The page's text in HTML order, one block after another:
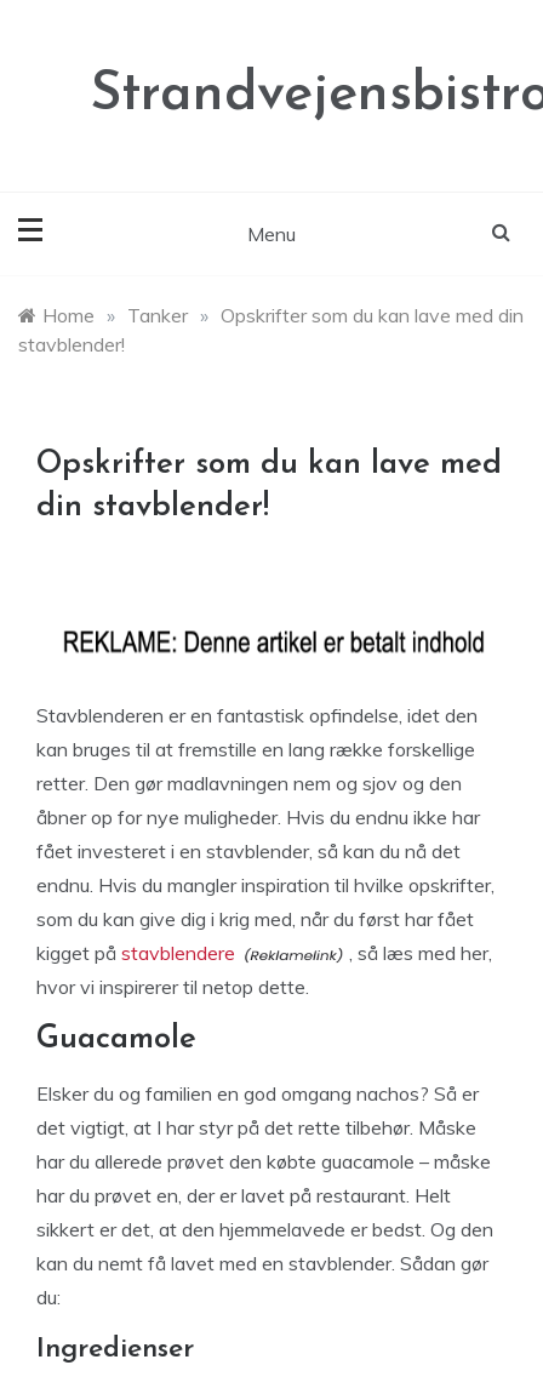
Menu
Home » Tanker » Opskrifter som du kan lave med din
stavblender!
Opskrifter som du kan lave med
din stavblender!
Stavblenderen er en fantastisk opfindelse, idet den
kan bruges til at fremstille en lang række forskellige
retter. Den gør madlavningen nem og sjov og den
åbner op for nye muligheder. Hvis du endnu ikke har
fået investeret i en stavblender, så kan du nå det
endnu. Hvis du mangler inspiration til hvilke opskrifter,
som du kan give dig i krig med, når du først har fået
kigget på stavblendere
, så læs med her,
hvor vi inspirerer til netop dette.
Guacamole
Elsker du og familien en god omgang nachos? Så er
det vigtigt, at I har styr på det rette tilbehør. Måske
har du allerede prøvet den købte guacamole – måske
har du prøvet en, der er lavet på restaurant. Helt
sikkert er det, at den hjemmelavede er bedst. Og den
kan du nemt få lavet med en stavblender. Sådan gør
du:
Ingredienser